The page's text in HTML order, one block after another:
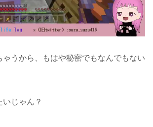
ゃうから、もはや秘密でもなんでもない
じゃん？